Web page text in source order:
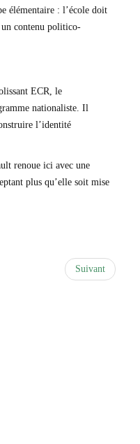
élémentaire : l’école doit
un contenu politico-
ECR, le
nationaliste. Il
l’identité
renoue ici avec une
plus qu’elle soit mise
Suivant